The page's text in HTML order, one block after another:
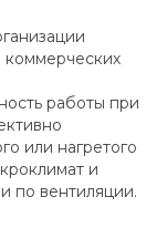
работы при
или нагретого
и
по вентиляции.